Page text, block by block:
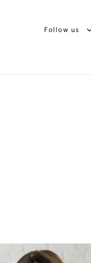
Follow us